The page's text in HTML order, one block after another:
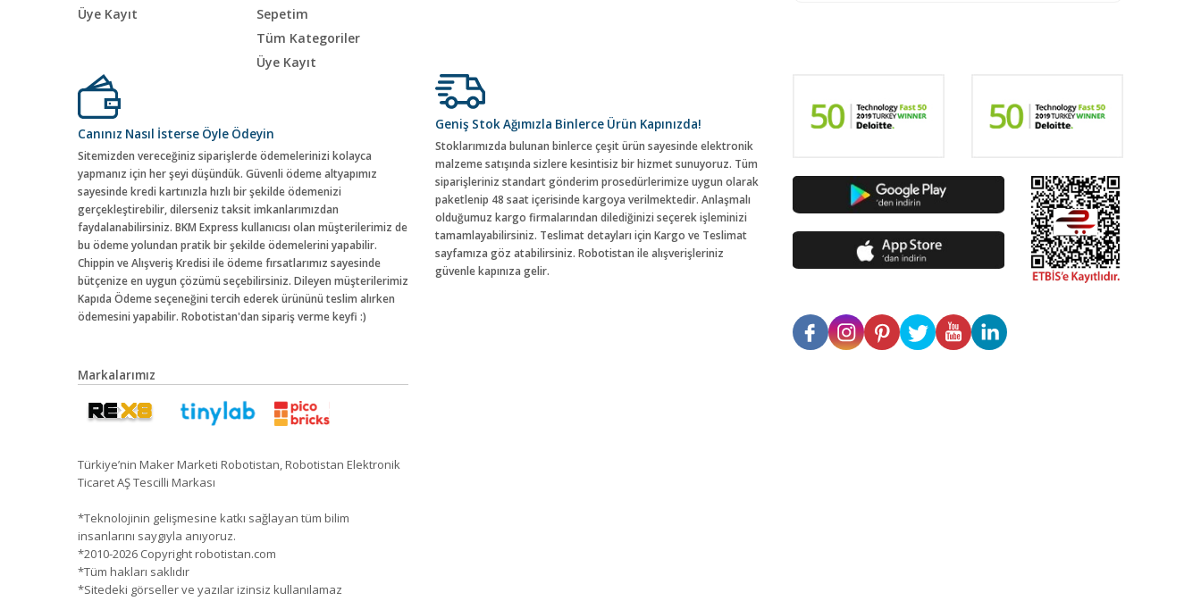
Üye Kayıt
Sepetim
Tüm Kategoriler
Üye Kayıt
Canınız Nasıl İsterse Öyle Ödeyin
Sitemizden vereceğiniz siparişlerde ödemelerinizi kolayca
yapmanız için her şeyi düşündük. Güvenli ödeme altyapımız
sayesinde kredi kartınızla hızlı bir şekilde ödemenizi
gerçekleştirebilir, dilerseniz taksit imkanlarımızdan
faydalanabilirsiniz. BKM Express kullanıcısı olan müşterilerimiz de
bu ödeme yolundan pratik bir şekilde ödemelerini yapabilir.
Chippin ve Alışveriş Kredisi ile ödeme fırsatlarımız sayesinde
bütçenize en uygun çözümü seçebilirsiniz. Dileyen müşterilerimiz
Kapıda Ödeme seçeneğini tercih ederek ürününü teslim alırken
ödemesini yapabilir. Robotistan'dan sipariş verme keyfi :)
Geniş Stok Ağımızla Binlerce Ürün Kapınızda!
Stoklarımızda bulunan binlerce çeşit ürün sayesinde elektronik
malzeme satışında sizlere kesintisiz bir hizmet sunuyoruz. Tüm
siparişleriniz standart gönderim prosedürlerimize uygun olarak
paketlenip 48 saat içerisinde kargoya verilmektedir. Anlaşmalı
olduğumuz kargo firmalarından dilediğinizi seçerek işleminizi
tamamlayabilirsiniz. Teslimat detayları için Kargo ve Teslimat
sayfamıza göz atabilirsiniz. Robotistan ile alışverişleriniz
güvenle kapınıza gelir.
Markalarımız
Türkiye’nin Maker Marketi Robotistan, Robotistan Elektronik
Ticaret AŞ Tescilli Markası
*Teknolojinin gelişmesine katkı sağlayan tüm bilim
insanlarını saygıyla anıyoruz.
*2010-2026 Copyright robotistan.com
*Tüm hakları saklıdır
*Sitedeki görseller ve yazılar izinsiz kullanılamaz